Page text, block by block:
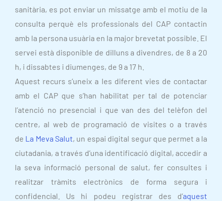
sanitària, es pot enviar un missatge amb el motiu de la
consulta perquè els professionals del CAP contactin
amb la persona usuària en la major brevetat possible. El
servei està disponible de dilluns a divendres, de 8 a 20
h, i dissabtes i diumenges, de 9 a 17 h.
Aquest recurs s’uneix a les diferent vies de contactar
amb el CAP que s’han habilitat per tal de potenciar
l’atenció no presencial i que van des del telèfon del
centre, al web de programació de visites o a través
de La Meva Salut, un espai digital segur que permet a la
ciutadania, a través d’una identificació digital, accedir a
la seva informació personal de salut, fer consultes i
realitzar tràmits electrònics de forma segura i
confidencial. Us hi podeu registrar des d’aquest